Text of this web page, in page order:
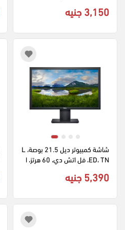
3,150 جنيه
شاشة كمبيوتر ديل 21.5 بوصة، L
ED، TN، فل اتش دي، 60 هرتز، ا
5,390 جنيه